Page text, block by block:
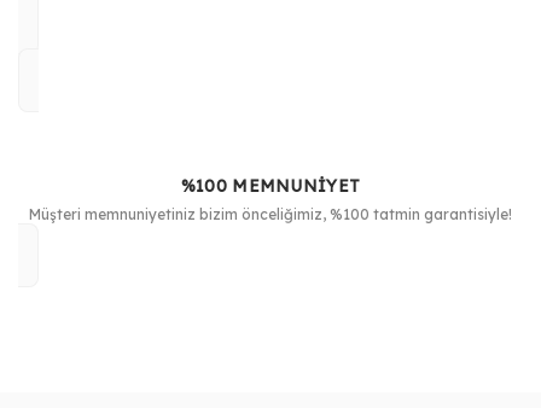
%100 MEMNUNİYET
Müşteri memnuniyetiniz bizim önceliğimiz, %100 tatmin garantisiyle!